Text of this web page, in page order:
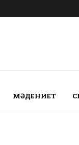
МӘДЕНИЕТ